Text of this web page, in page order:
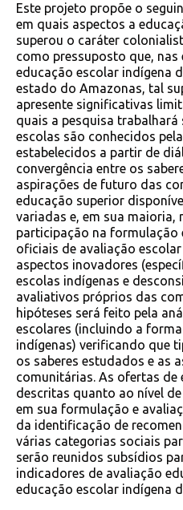
Este projeto propõe o
em quais aspectos a
superou o caráter
como pressuposto que, nas
educação escolar indígena
estado do Amazonas, tal
apresente significativas
quais a pesquisa
escolas são conhecidos
estabelecidos a partir de
convergência entre os
aspirações de futuro das
educação superior
variadas e, em sua maioria,
participação na formulação
oficiais de avaliação
aspectos inovadores
escolas indígenas e
avaliativos próprios das
hipóteses será feito pela
escolares (incluindo a
indígenas) verificando que
os saberes estudados e as
comunitárias. As ofertas de
descritas quanto ao nível
em sua formulação e
da identificação de
várias categorias sociais
serão reunidos subsídios
indicadores de avaliação
educação escolar indígena